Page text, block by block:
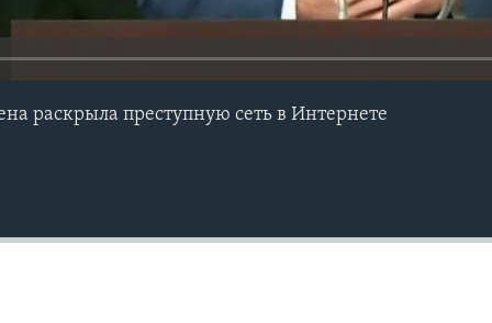
раскрыла преступную сеть в Интернете